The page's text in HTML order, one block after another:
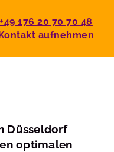
+49 176 20 70 70 48
aufnehmen
Düsseldorf
optimalen